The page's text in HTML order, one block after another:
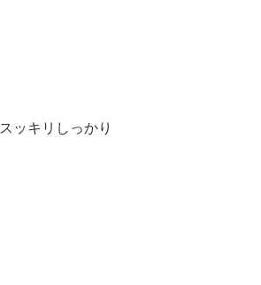
スッキリ しっかり